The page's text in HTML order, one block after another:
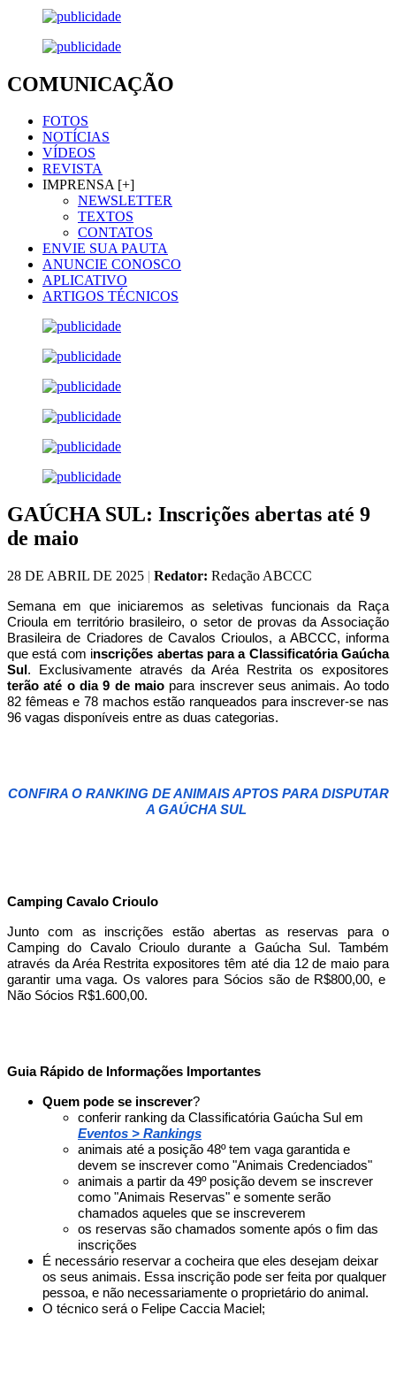
COMUNICAÇÃO
FOTOS
NOTÍCIAS
VÍDEOS
REVISTA
IMPRENSA [+]
NEWSLETTER
TEXTOS
CONTATOS
ENVIE SUA PAUTA
ANUNCIE CONOSCO
APLICATIVO
ARTIGOS TÉCNICOS
GAÚCHA SUL: Inscrições abertas até 9
de maio
28 DE ABRIL DE 2025 | Redator: Redação ABCCC
Semana em que iniciaremos as seletivas funcionais da Raça
Crioula em território brasileiro, o setor de provas da Associação
Brasileira de Criadores de Cavalos Crioulos, a ABCCC, informa
que está com inscrições abertas para a Classificatória Gaúcha
Sul . Exclusivamente através da Aréa Restrita os expositores
terão até o dia 9 de maio para inscrever seus animais. Ao todo
82 fêmeas e 78 machos estão ranqueados para inscrever-se nas
96 vagas disponíveis entre as duas categorias.
CONFIRA O RANKING DE ANIMAIS APTOS PARA DISPUTAR
A GAÚCHA SUL
Camping Cavalo Crioulo
Junto com as inscrições estão abertas as reservas para o
Camping do Cavalo Crioulo durante a Gaúcha Sul. Também
através da Aréa Restrita expositores têm até dia 12 de maio para
garantir uma vaga. Os valores para Sócios são de R$800,00, e
Não Sócios R$1.600,00.
Guia Rápido de Informações Importantes
Quem pode se inscrever?
conferir ranking da Classificatória Gaúcha Sul em
Eventos > Rankings
animais até a posição 48º tem vaga garantida e
devem se inscrever como "Animais Credenciados"
animais a partir da 49º posição devem se inscrever
como "Animais Reservas" e somente serão
chamados aqueles que se inscreverem
os reservas são chamados somente após o fim das
inscrições
É necessário reservar a cocheira que eles desejam deixar
os seus animais. Essa inscrição pode ser feita por qualquer
pessoa, e não necessariamente o proprietário do animal.
O técnico será o Felipe Caccia Maciel;